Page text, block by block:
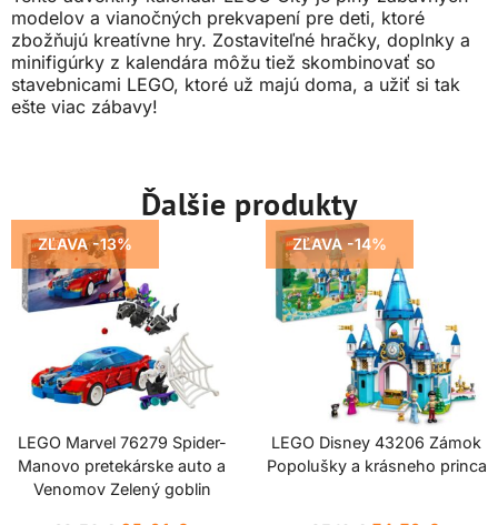
modelov a vianočných prekvapení pre deti, ktoré
zbožňujú kreatívne hry. Zostaviteľné hračky, doplnky a
minifigúrky z kalendára môžu tiež skombinovať so
stavebnicami LEGO, ktoré už majú doma, a užiť si tak
ešte viac zábavy!
Ďalšie produkty
ZĽAVA -13%
LEGO Marvel 76279 Spider-
Manovo pretekárske auto a
Venomov Zelený goblin
ZĽAVA -14%
LEGO Disney 43206 Zámok
Popolušky a krásneho princa